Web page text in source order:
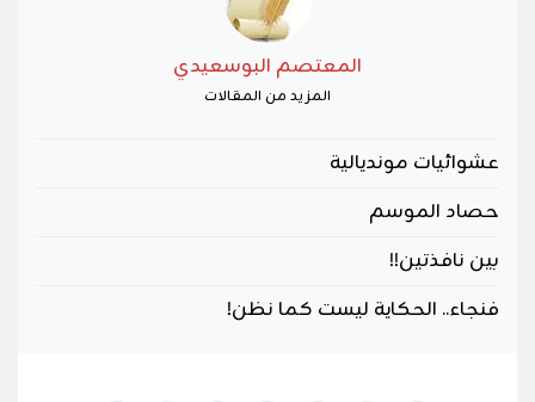
المعتصم البوسعيدي
المزيد من المقالات
عشوائيات مونديالية
حصاد الموسم
بين نافذتين!!
فنجاء.. الحكاية ليست كما نظن!